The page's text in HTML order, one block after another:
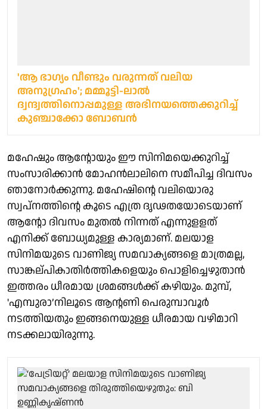
'ആ ഭാഗ്യം വീണ്ടും വരുന്നത് വലിയ
അനുഗ്രഹം'; മമ്മൂട്ടി-ലാൽ
ദ്വന്ദ്വത്തിനൊപ്പമുള്ള അഭിനയത്തെക്കുറിച്ച്
കുഞ്ചാക്കോ ബോബൻ
മഹേഷും ആന്റോയും ഈ സിനിമയെക്കുറിച്ച്
സംസാരിക്കാൻ മോഹൻലാലിനെ സമീപിച്ച ദിവസം
ഞാനോർക്കുന്നു. മഹേഷിന്റെ വലിയൊരു
സ്വപ്നത്തിൻ്റെ കൂടെ എത്ര ദൃഢതയോടെയാണ്
ആന്റോ ദിവസം മുതൽ നിന്നത് എന്നുളളത്
എനിക്ക് ബോധ്യമുള്ള കാര്യമാണ്. മലയാള
സിനിമയുടെ വാണിജ്യ സമവാക്യങ്ങളെ മാത്രമല്ല,
സാങ്കല്പികാതിർത്തികളെയും പൊളിച്ചെഴുതാൻ
ഇത്തരം ധീരമായ ശ്രമങ്ങൾക്ക് കഴിയും. മുമ്പ്,
'എമ്പുരാ’നിലൂടെ ആന്റണി പെരുമ്പാവൂർ
നടത്തിയതും ഇങ്ങനെയുള്ള ധീരമായ വഴിമാറി
നടക്കലായിരുന്നു.